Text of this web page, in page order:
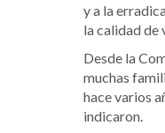
y a la
la calidad de
Desde la
muchas
hace varios
indicaron.